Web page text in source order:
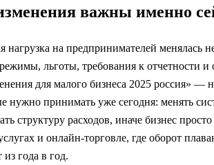
важны именно
нагрузка на предпринимателей менялась
льготы, требования к отчетности и
для малого бизнеса 2025 россия» —
нужно принимать уже сегодня: менять
структуру расходов, иначе бизнес
и онлайн‑торговле, где оборот
года в год.